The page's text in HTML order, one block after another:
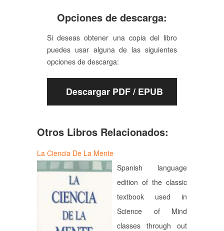
Opciones de descarga:
Si deseas obtener una copia del libro
puedes usar alguna de las siguientes
opciones de descarga:
Descargar PDF / EPUB
Otros Libros Relacionados:
La Ciencia De La Mente
Spanish language
edition of the classic
textbook used in
Science of Mind
classes through out